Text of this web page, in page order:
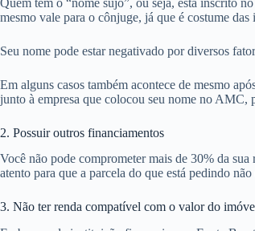
mesmo vale para o cônjuge, já que é costume
Seu nome pode estar negativado por diversos
Em alguns casos também acontece de mesmo
junto à empresa que colocou seu nome no AMC,
2. Possuir outros financiamentos
Você não pode comprometer mais de 30% da
atento para que a parcela do que está pedindo
3. Não ter renda compatível com o valor do